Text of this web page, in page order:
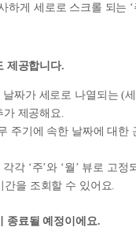
하게 세로로 스크롤 되는 ‘
제공합니다.
짜가 세로로 나열되는 (세
제공해요.
주기에 속한 날짜에 대한
각 ‘주’와 ‘월’ 뷰로 고정
을 조회할 수 있어요.
종료될 예정이에요.